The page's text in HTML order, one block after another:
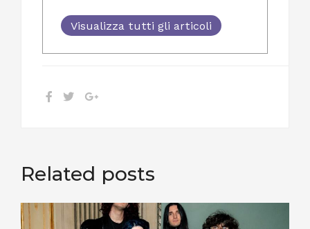
Visualizza tutti gli articoli
Related posts